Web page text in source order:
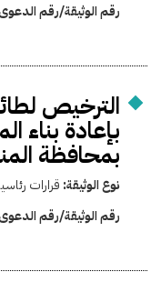
رقم الوثيقة/رقم
الترخيص
بإعادة بناء
بمحافظة
نوع الوثيقة: قرارات
رقم الوثيقة/رقم